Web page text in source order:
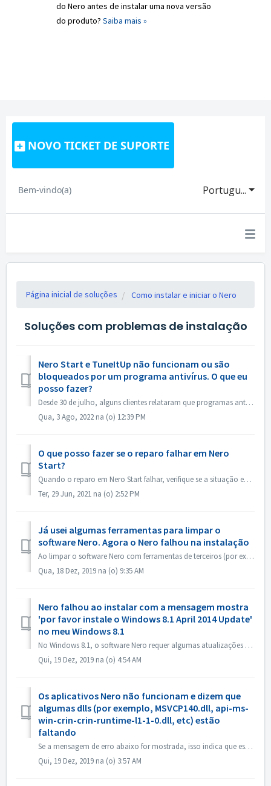
do Nero antes de instalar uma nova versão
do produto? Saiba mais »
NOVO TICKET DE SUPORTE
Portugu...
Bem-vindo(a)
Página inicial de soluções Como instalar e iniciar o Nero
Soluções com problemas de instalação
Nero Start e TuneItUp não funcionam ou são
bloqueados por um programa antivírus. O que eu
posso fazer?
Desde 30 de julho, alguns clientes relataram que programas antivírus, por exemplo, Norton, Avast, etc. reportaram o programa Nero (Nero Start, Nero TuneItUp...
Qua, 3 Ago, 2022 na (o) 12:39 PM
O que posso fazer se o reparo falhar em Nero
Start?
Quando o reparo em Nero Start falhar, verifique se a situação em seu computador é a mesma que a seguinte. Primeiro verifique se a seguinte pasta existe em ...
Ter, 29 Jun, 2021 na (o) 2:52 PM
Já usei algumas ferramentas para limpar o
software Nero. Agora o Nero falhou na instalação
Ao limpar o software Nero com ferramentas de terceiros (por exemplo, IObit Uninstaller, Total Cleaner, Revo Uninstaller, etc.), essas ferramentas eliminam p...
Qua, 18 Dez, 2019 na (o) 9:35 AM
Nero falhou ao instalar com a mensagem mostra
'por favor instale o Windows 8.1 April 2014 Update'
no meu Windows 8.1
No Windows 8.1, o software Nero requer algumas atualizações do Windows. 1. Abra o Painel de Controle->Atualização do Windows, instale todas as atualizaç...
Qui, 19 Dez, 2019 na (o) 4:54 AM
Os aplicativos Nero não funcionam e dizem que
algumas dlls (por exemplo, MSVCP140.dll, api-ms-
win-crin-crin-runtime-l1-1-0.dll, etc) estão
faltando
Se a mensagem de erro abaixo for mostrada, isso indica que esses arquivos estão faltando no Microsoft Visual C++ Redistributable (x86). MSVCP140.DLL(or s...
Qui, 19 Dez, 2019 na (o) 3:57 AM